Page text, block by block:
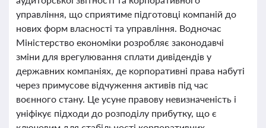
управління, що сприятиме підготовці компаній до
нових форм власності та управління. Водночас
Міністерство економіки розробляє законодавчі
зміни для врегулювання сплати дивідендів у
державних компаніях, де корпоративні права набуті
через примусове відчуження активів під час
воєнного стану. Це усуне правову невизначеність і
уніфікує підходи до розподілу прибутку, що є